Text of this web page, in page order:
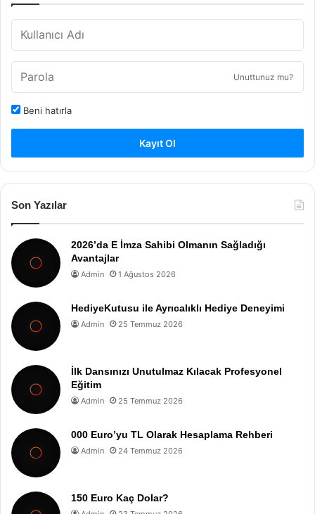
Unuttunuz mu?
Beni hatırla
Kayıt Ol
Son Yazılar
2026’da E İmza Sahibi Olmanın Sağladığı
Avantajlar
Admin 1 Ağustos 2026
HediyeKutusu ile Ayrıcalıklı Hediye Deneyimi
Admin 25 Temmuz 2026
İlk Dansınızı Unutulmaz Kılacak Profesyonel
Eğitim
Admin 25 Temmuz 2026
000 Euro’yu TL Olarak Hesaplama Rehberi
Admin 24 Temmuz 2026
150 Euro Kaç Dolar?